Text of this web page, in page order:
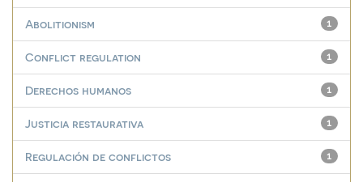
1
Abolitionism
1
Conflict regulation
1
Derechos humanos
1
Justicia restaurativa
1
Regulación de conflictos